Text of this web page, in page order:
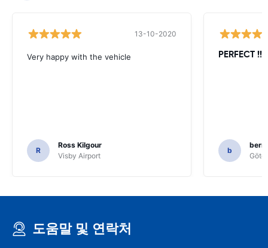
13-10-2020
Very happy with the vehicle
R
Ross Kilgour
Visby Airport
PERFECT
b
도움말 및 연락처